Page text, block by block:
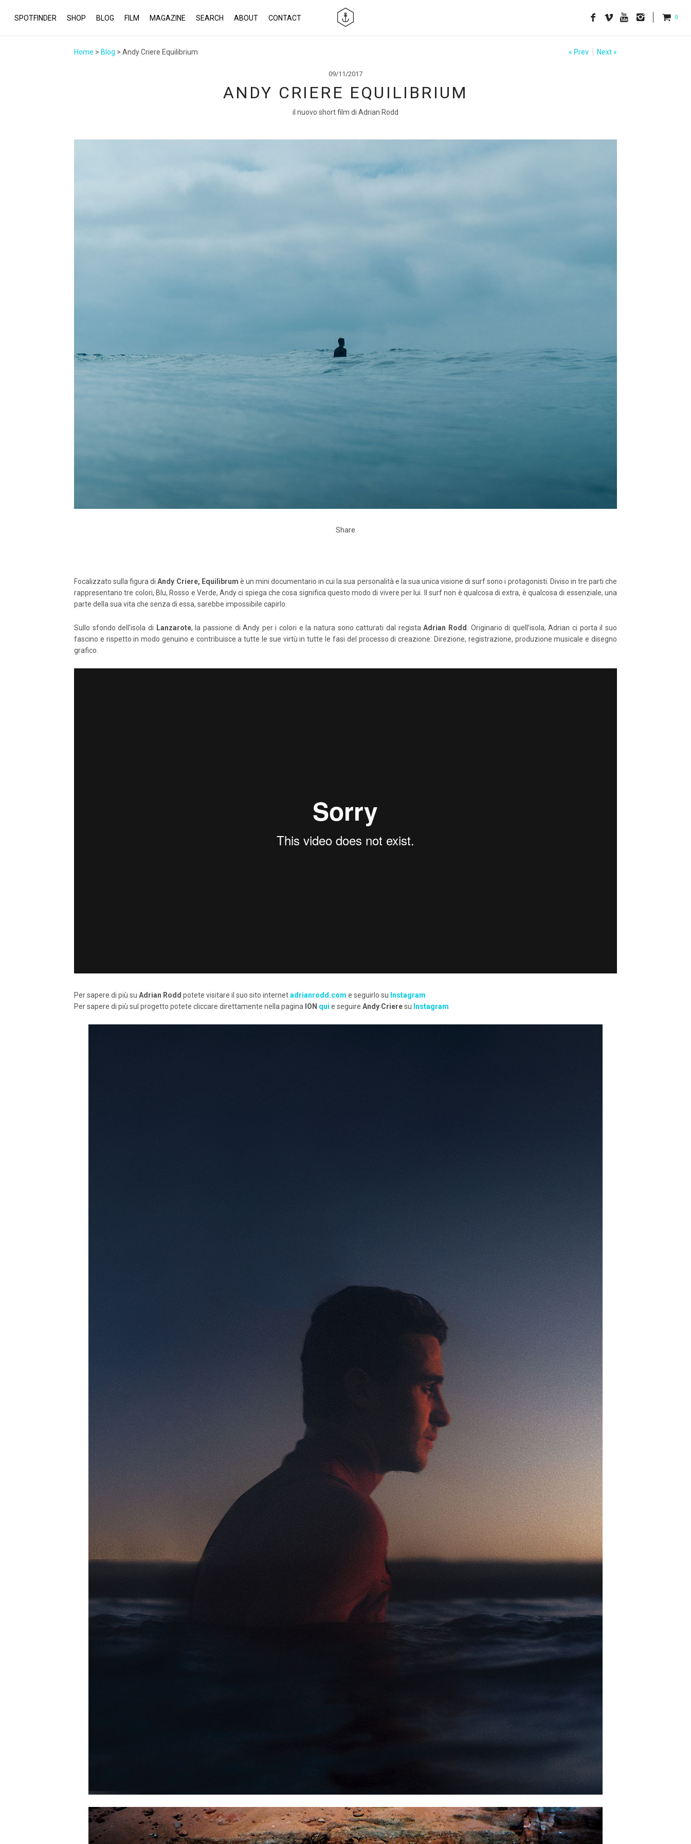
SPOTFINDER SHOP BLOG FILM MAGAZINE SEARCH ABOUT CONTACT 0
Home > Blog > Andy Criere Equilibrium « Prev Next »
09/11/2017
ANDY CRIERE EQUILIBRIUM
il nuovo short film di Adrian Rodd
Share
Focalizzato sulla figura diAndy Criere, Equilibrum è un mini documentario in cui la sua personalità e la sua unica visione di surf sono i protagonisti. Diviso in tre parti che
rappresentano tre colori, Blu, Rosso e Verde, Andy ci spiega che cosa significa questo modo di vivere per lui. Il surf non è qualcosa di extra, è qualcosa di essenziale, una
parte della sua vita che senza di essa, sarebbe impossibile capirlo.
Sullo sfondo dell’isola di Lanzarote, la passione di Andy per i colori e la natura sono catturati dal registaAdrian Rodd
. Originario di quell’isola, Adrian ci porta il suo
fascino e rispetto in modo genuino e contribuisce a tutte le sue virtù in tutte le fasi del processo di creazione: Direzione, registrazione, produzione musicale e disegno
grafico.
Per sapere di più su Adrian Rodd potete visitare il suo sito internetadrianrodd.com e seguirlo su Instagram
Per sapere di più sul progetto potete cliccare direttamente nella pagina ION qui e seguire Andy Crieresu Instagram